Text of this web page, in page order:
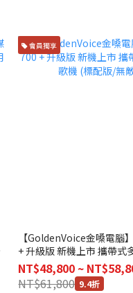
會員獨享
【GoldenVoice金嗓電腦
+ 升級版 新機上市 攜帶式
(標配版/無敵大全配)
NT$48,800 ~
NT$61,800 9.4折